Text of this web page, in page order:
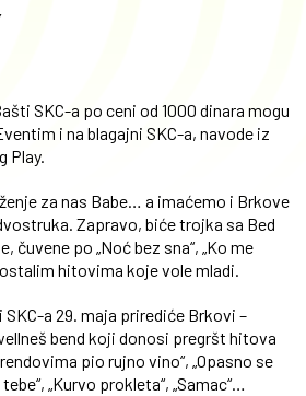
SKC-a po ceni od 1000 dinara mogu
i na blagajni SKC-a, navode iz
Play.
za nas Babe… a imaćemo i Brkove
Zapravo, biće trojka sa Bed
čuvene po „Noć bez sna“, „Ko me
i ostalim hitovima koje vole mladi.
a 29. maja prirediće Brkovi –
bend koji donosi pregršt hitova
pio rujno vino“, „Opasno se
„Kurvo prokleta“, „Samac“…